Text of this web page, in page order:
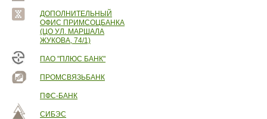
ДОПОЛНИТЕЛЬНЫЙ
ОФИС ПРИМСОЦБАНКА
(ЦО УЛ. МАРШАЛА
ЖУКОВА, 74/1)
ПАО "ПЛЮС БАНК"
ПРОМСВЯЗЬБАНК
ПФС-БАНК
СИБЭС